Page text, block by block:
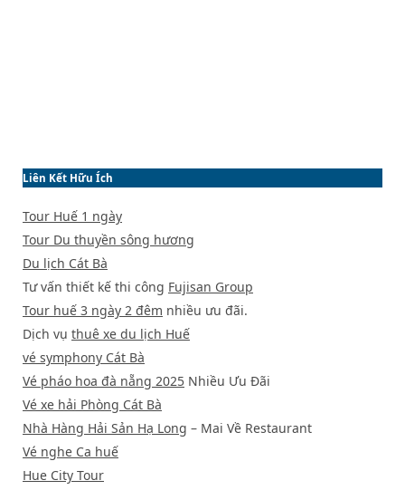
Liên Kết Hữu Ích
Tour Huế 1 ngày
Tour Du thuyền sông hương
Du lịch Cát Bà
Tư vấn thiết kế thi công Fujisan Group
Tour huế 3 ngày 2 đêm nhiều ưu đãi.
Dịch vụ thuê xe du lịch Huế
vé symphony Cát Bà
Vé pháo hoa đà nẵng 2025 Nhiều Ưu Đãi
Vé xe hải Phòng Cát Bà
Nhà Hàng Hải Sản Hạ Long – Mai Về Restaurant
Vé nghe Ca huế
Hue City Tour